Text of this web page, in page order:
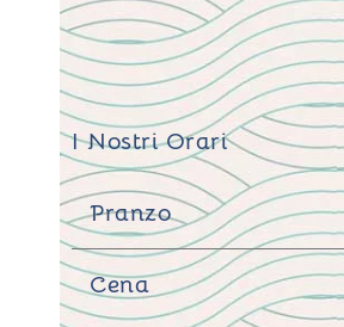
I Nostri Orari
Pranzo
Cena